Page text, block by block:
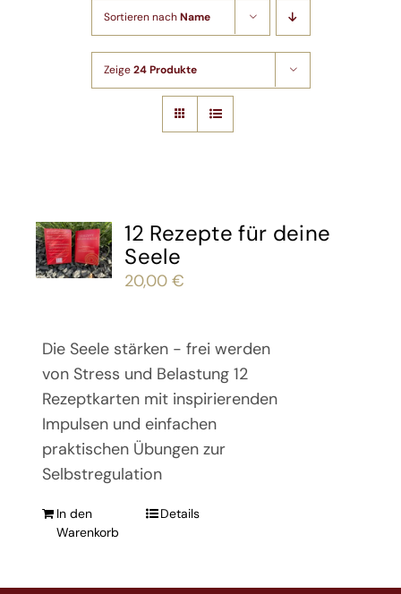
Sortieren nachName
Zeige24 Produkte
12 Rezepte für deine
Seele
20,00€
Die Seele stärken - frei werden
von Stress und Belastung 12
Rezeptkarten mit inspirierenden
Impulsen und einfachen
praktischen Übungen zur
Selbstregulation
In den
Warenkorb
Details